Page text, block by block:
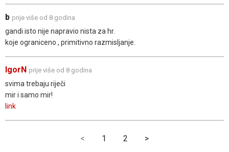
b prije više od 8 godina
gandi isto nije napravio nista za hr.
koje ograniceno , primitivno razmisljanje.
IgorN prije više od 8 godina
svima trebaju riječi
mir i samo mir!
link
< 1 2 >